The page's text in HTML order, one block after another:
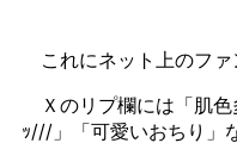
これにネット上のファ
Ｘのリプ欄には「肌色
ｯ///」「可愛いおちり」